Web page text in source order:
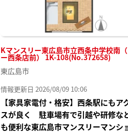
Kマンスリー東広島市立西条中学校南
ー西条店前） 1K-108(No.372658)
東広島市
情報更新日 2026/08/09 10:06
【家具家電付・格安】西条駅にもア
スが良く 駐車場有で引越や研修な
も便利な東広島市マンスリーマンシ